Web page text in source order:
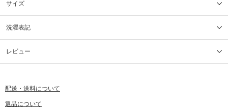
サイズ
洗濯表記
レビュー
配送・送料について
返品について